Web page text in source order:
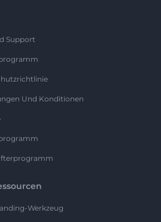
Support
Und Konditionen
Werkzeug